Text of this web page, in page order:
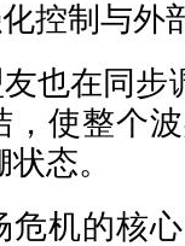
控制与外
也在同步
使整个
态。
机的核